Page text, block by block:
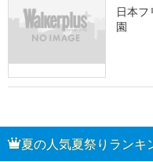
日本
園
夏の人気夏祭りランキ